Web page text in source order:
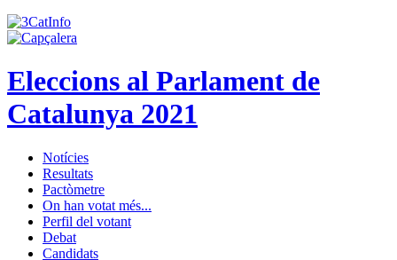
Eleccions al Parlament de
Catalunya 2021
Notícies
Resultats
Pactòmetre
On han votat més...
Perfil del votant
Debat
Candidats